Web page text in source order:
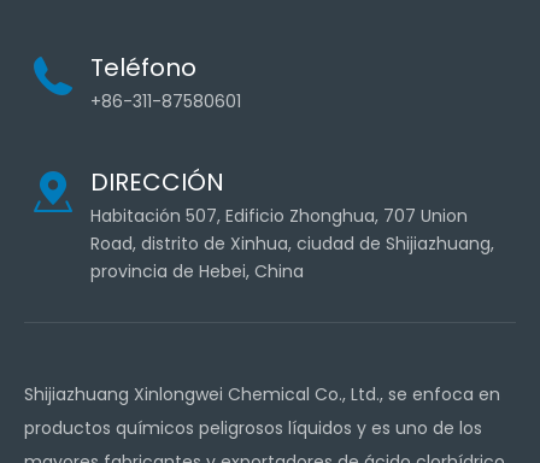
Teléfono
+86-311-87580601
DIRECCIÓN
Habitación 507, Edificio Zhonghua, 707 Union
Road, distrito de Xinhua, ciudad de Shijiazhuang,
provincia de Hebei, China
Shijiazhuang Xinlongwei Chemical Co., Ltd., se enfoca en
productos químicos peligrosos líquidos y es uno de los